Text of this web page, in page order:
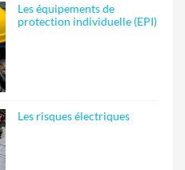
Les équipements de
protection individuelle (EPI)
Les risques électriques